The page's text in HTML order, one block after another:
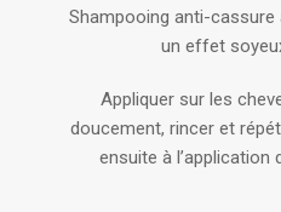
Shampooing anti-cassure
un effet
Appliquer sur les
doucement, rincer et
ensuite à l’application